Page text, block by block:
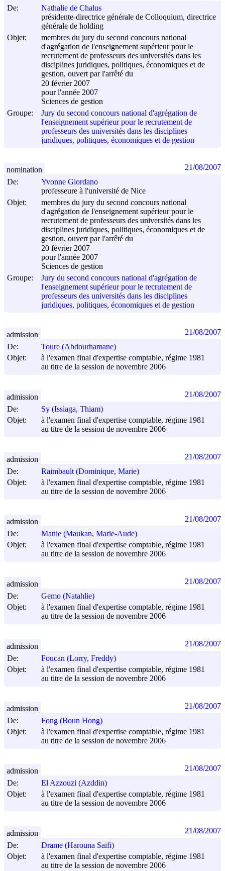
De:
Nathalie de Chalus
présidente-directrice générale de Colloquium, directrice
générale de holding
Objet:
membres du jury du second concours national
d'agrégation de l'enseignement supérieur pour le
recrutement de professeurs des universités dans les
disciplines juridiques, politiques, économiques et de
gestion, ouvert par l'arrêté du
20 février 2007
pour l'année 2007
Sciences de gestion
Groupe:
Jury du second concours national d'agrégation de
l'enseignement supérieur pour le recrutement de
professeurs des universités dans les disciplines
juridiques, politiques, économiques et de gestion
De:
Yvonne Giordano
professeure à l'université de Nice
Objet:
membres du jury du second concours national
d'agrégation de l'enseignement supérieur pour le
recrutement de professeurs des universités dans les
disciplines juridiques, politiques, économiques et de
gestion, ouvert par l'arrêté du
20 février 2007
pour l'année 2007
Sciences de gestion
Groupe:
Jury du second concours national d'agrégation de
l'enseignement supérieur pour le recrutement de
professeurs des universités dans les disciplines
juridiques, politiques, économiques et de gestion
nomination 21/08/2007
De:
Toure (Abdourhamane)
Objet:
à l'examen final d'expertise comptable, régime 1981
au titre de la session de novembre 2006
admission 21/08/2007
De:
Sy (Issiaga, Thiam)
Objet:
à l'examen final d'expertise comptable, régime 1981
au titre de la session de novembre 2006
admission 21/08/2007
De:
Raimbault (Dominique, Marie)
Objet:
à l'examen final d'expertise comptable, régime 1981
au titre de la session de novembre 2006
admission 21/08/2007
De:
Manie (Maukan, Marie-Aude)
Objet:
à l'examen final d'expertise comptable, régime 1981
au titre de la session de novembre 2006
admission 21/08/2007
De:
Gemo (Natahlie)
Objet:
à l'examen final d'expertise comptable, régime 1981
au titre de la session de novembre 2006
admission 21/08/2007
De:
Foucan (Lorry, Freddy)
Objet:
à l'examen final d'expertise comptable, régime 1981
au titre de la session de novembre 2006
admission 21/08/2007
De:
Fong (Boun Hong)
Objet:
à l'examen final d'expertise comptable, régime 1981
au titre de la session de novembre 2006
admission 21/08/2007
De:
El Azzouzi (Azddin)
Objet:
à l'examen final d'expertise comptable, régime 1981
au titre de la session de novembre 2006
admission 21/08/2007
De:
Drame (Harouna Saifi)
Objet:
à l'examen final d'expertise comptable, régime 1981
au titre de la session de novembre 2006
admission 21/08/2007